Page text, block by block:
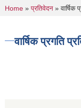
You are
Home » प्रतिवेदन » वार्षिक
वार्षिक प्रगति